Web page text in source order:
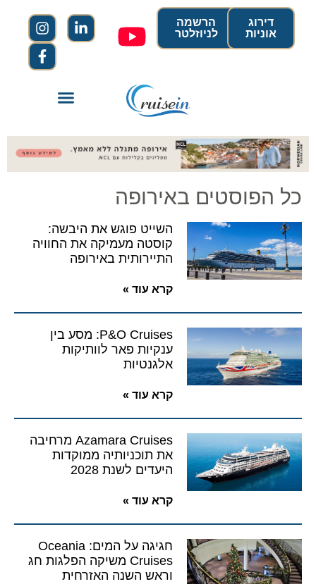
הרשמה
לניוזלטר
דירוג
אוניות
כל הפוסטים באירופה
השייט פוגש את היבשה:
קוסטה מעמיקה את החוויה
התיירותית באירופה
קרא עוד »
P&O Cruises: מסע בין
ענקיות פאר לוותיקות
אלגנטיות
קרא עוד »
Azamara Cruises מרחיבה
את תוכניותיה ממוקדות
היעדים לשנת 2028
קרא עוד »
חגיגה על המים: Oceania
Cruises משיקה הפלגות חג
וראש השנה האזרחית